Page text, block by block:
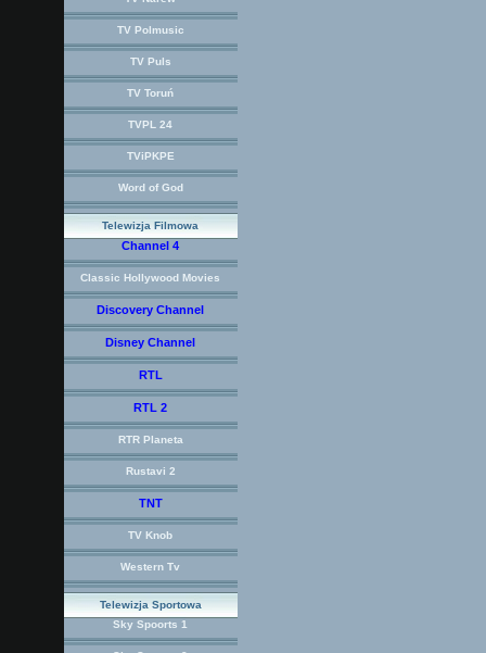
TV Polmusic
TV Puls
TV Toruń
TVPL 24
TViPKPE
Word of God
Telewizja Filmowa
Channel 4
Classic Hollywood Movies
Discovery Channel
Disney Channel
RTL
RTL 2
RTR Planeta
Rustavi 2
TNT
TV Knob
Western Tv
Telewizja Sportowa
Sky Spoorts 1